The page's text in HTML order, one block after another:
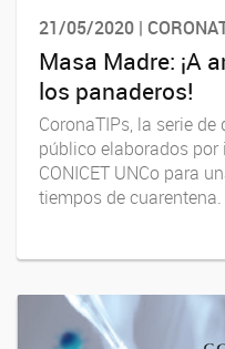
21/05/2020 |
Masa Madre: ¡A
los panaderos!
CoronaTIPs, la serie
público elaborados por
CONICET UNCo para
tiempos de cuarentena.